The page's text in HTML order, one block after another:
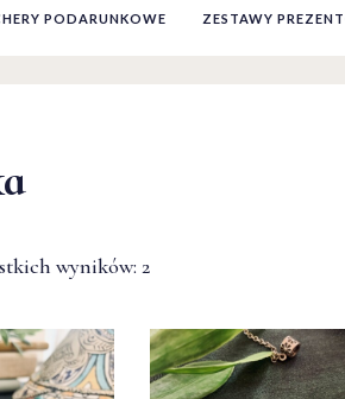
PODARUNKOWE ZESTAWY
wyników: 2